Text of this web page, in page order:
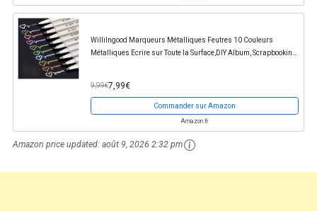
Willilngood Marqueurs Métalliques Feutres 10 Couleurs
Métalliques Ecrire sur Toute la Surface,DIY Album, Scrapbooking,
9,99€7,99€
Commander sur Amazon
Amazon.fr
Amazon price updated: août 9, 2026 2:32 pm